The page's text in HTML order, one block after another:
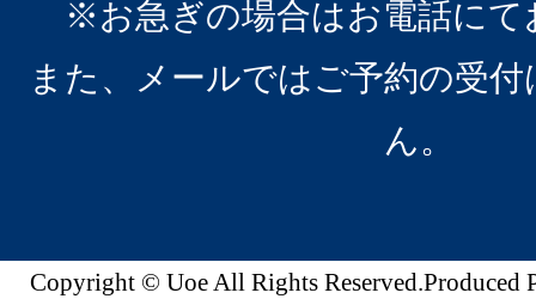
※お急ぎの場合はお電話にて
また、メールではご予約の受
ん。
Copyright © Uoe All Rights Reserved.Produced